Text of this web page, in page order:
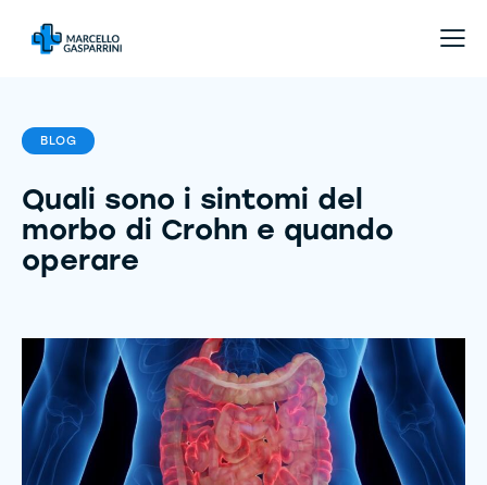
BLOG
Quali sono i sintomi del
morbo di Crohn e quando
operare